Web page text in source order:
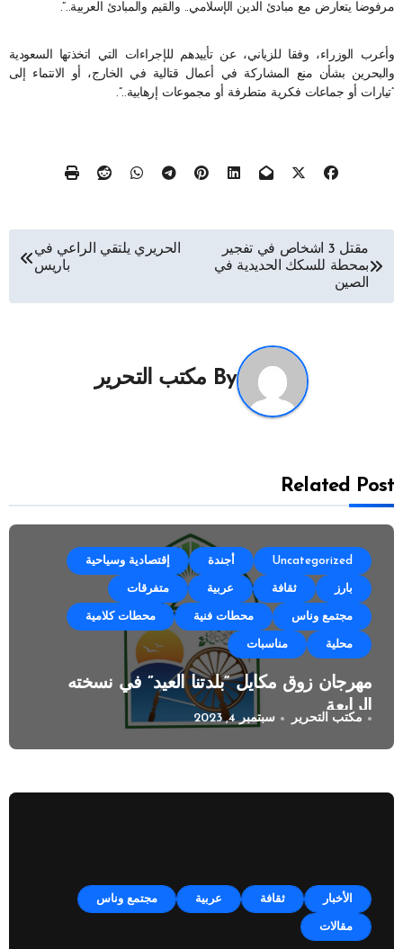
مرفوضا يتعارض مع مبادئ الدين الإسلامي.. والقيم والمبادئ العربية..”.
وأعرب الوزراء، وفقا للزياني، عن تأييدهم للإجراءات التي اتخذتها السعودية
والبحرين بشأن منع المشاركة في أعمال قتالية في الخارج، أو الانتماء إلى
“تيارات أو جماعات فكرية متطرفة أو مجموعات إرهابية..”.
تصفّح
المقالات
مقتل 3 اشخاص في تفجير
بمحطة للسكك الحديدية في
الصين
الحريري يلتقي الراعي في
باريس
By مكتب التحرير
Related Post
Uncategorized أجندة إقتصادية وسياحية
بارز ثقافة عربية متفرقات
مجتمع وناس محطات فنية محطات كلامية
محلية مناسبات
مهرجان زوق مكايل “بلدتنا العيد” في نسخته
الرابعة
مكتب التحرير سبتمبر 4, 2023
الأخبار ثقافة عربية مجتمع وناس
مقالات